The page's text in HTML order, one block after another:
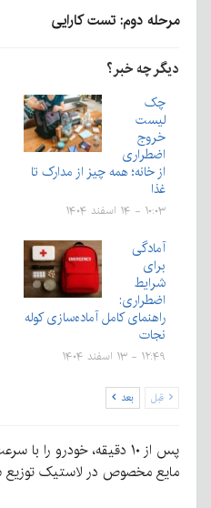
مرحله دوم: تست کارایی
دیگر چه خبر؟
چک
لیست
خروج
اضطراری
از خانه؛ همه چیز از مدارک تا
غذا
۱۰:۰۳ - ۱۴ اسفند ۱۴۰۴
آمادگی
برای
شرایط
اضطراری:
راهنمای کامل آماده‌سازی کوله
نجات
۱۲:۴۹ - ۱۳ اسفند ۱۴۰۴
قبل بعد
پس از ۱۰ دقیقه، خودرو
مایع مخصوص در لاستیک توزیع